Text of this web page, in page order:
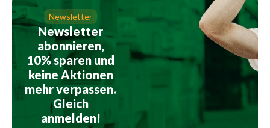
Newsletter
Newsletter
abonnieren,
10% sparen und
keine Aktionen
mehr verpassen.
Gleich
anmelden!